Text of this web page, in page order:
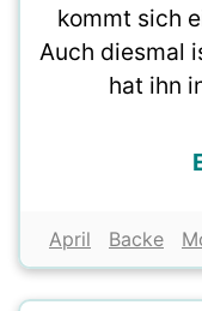
kommt sich
Auch diesmal
hat ihn
April Backe